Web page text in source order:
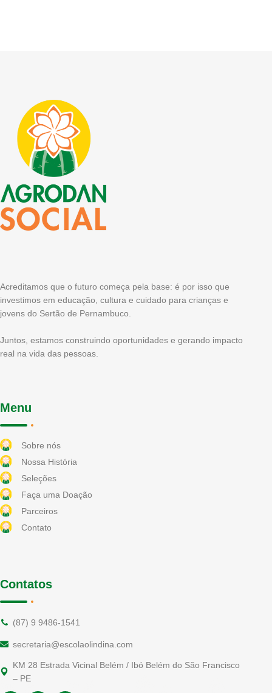
Acreditamos que o futuro começa pela base: é por isso que
investimos em educação, cultura e cuidado para crianças e
jovens do Sertão de Pernambuco.
Juntos, estamos construindo oportunidades e gerando impacto
real na vida das pessoas.
Menu
Sobre nós
Nossa História
Seleções
Faça uma Doação
Parceiros
Contato
Contatos
(87) 9 9486-1541
secretaria@escolaolindina.com
KM 28 Estrada Vicinal Belém / Ibó Belém do São Francisco
– PE